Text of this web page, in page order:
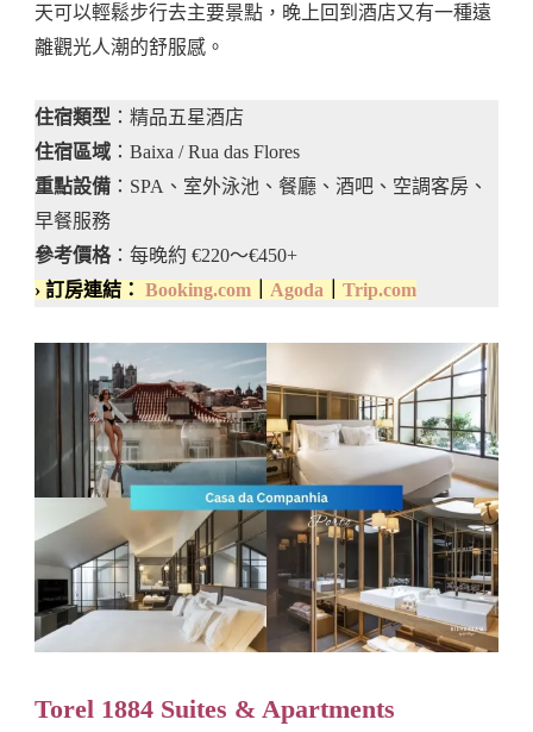
天可以輕鬆步行去主要景點，晚上回到酒店又有一種遠
離觀光人潮的舒服感。
住宿類型 ：精品五星酒店
住宿區域 ：Baixa / Rua das Flores
重點設備 ：SPA、室外泳池、餐廳、酒吧、空調客房、
早餐服務
參考價格：每晚約 €220～€450+
› 訂房連結： Booking.com Agoda Trip.com
Torel 1884 Suites & Apartments